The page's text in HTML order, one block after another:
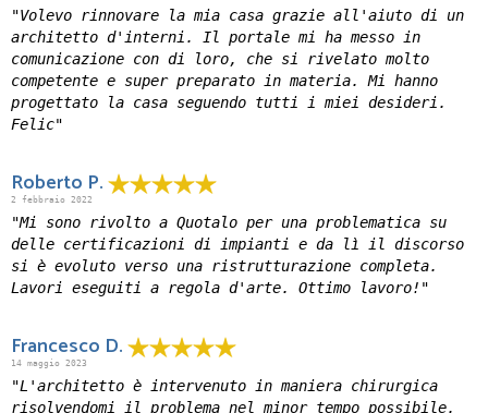
"Volevo rinnovare la mia casa grazie all'aiuto di un
architetto d'interni. Il portale mi ha messo in
comunicazione con di loro, che si rivelato molto
competente e super preparato in materia. Mi hanno
progettato la casa seguendo tutti i miei desideri.
Felic"
Roberto P.
2 febbraio 2022
"Mi sono rivolto a Quotalo per una problematica su
delle certificazioni di impianti e da lì il discorso
si è evoluto verso una ristrutturazione completa.
Lavori eseguiti a regola d'arte. Ottimo lavoro!"
Francesco D.
14 maggio 2023
"L'architetto è intervenuto in maniera chirurgica
risolvendomi il problema nel minor tempo possibile.